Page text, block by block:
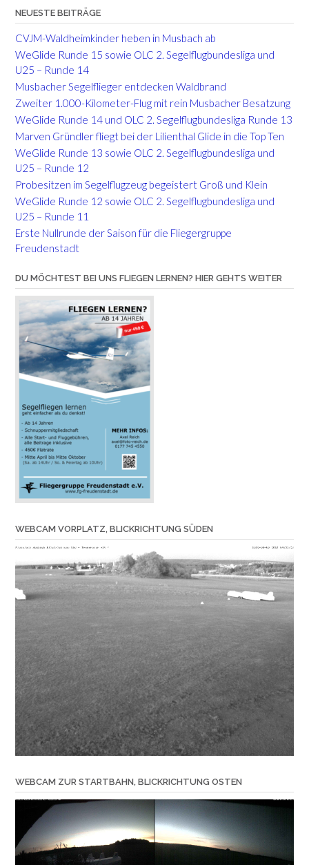
NEUESTE BEITRÄGE
CVJM-Waldheimkinder heben in Musbach ab
WeGlide Runde 15 sowie OLC 2. Segelflugbundesliga und
U25 – Runde 14
Musbacher Segelflieger entdecken Waldbrand
Zweiter 1.000-Kilometer-Flug mit rein Musbacher Besatzung
WeGlide Runde 14 und OLC 2. Segelflugbundesliga Runde 13
Marven Gründler fliegt bei der Lilienthal Glide in die Top Ten
WeGlide Runde 13 sowie OLC 2. Segelflugbundesliga und
U25 – Runde 12
Probesitzen im Segelflugzeug begeistert Groß und Klein
WeGlide Runde 12 sowie OLC 2. Segelflugbundesliga und
U25 – Runde 11
Erste Nullrunde der Saison für die Fliegergruppe
Freudenstadt
DU MÖCHTEST BEI UNS FLIEGEN LERNEN? HIER GEHTS WEITER
WEBCAM VORPLATZ, BLICKRICHTUNG SÜDEN
WEBCAM ZUR STARTBAHN, BLICKRICHTUNG OSTEN